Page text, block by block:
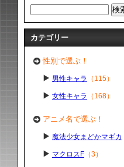
カテゴリー
性別で選ぶ！
男性キャラ （115）
女性キャラ （168）
アニメ名で選ぶ！
魔法少女まどかマギカ
マクロスF （3）